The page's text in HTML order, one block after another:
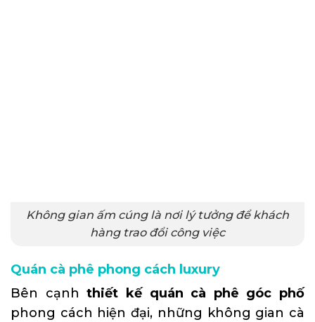
Không gian ấm cúng là nơi lý tưởng để khách
hàng trao đổi công việc
Quán cà phê phong cách luxury
Bên cạnhthiết kế quán cà phê góc phố
phong cách hiện đại, những không gian cà